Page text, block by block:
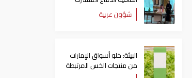
بين السعودية وتركيا
وباكستان
شؤون عربية
البيئة: خلو أسواق الإمارات
من منتجات الخس المرتبطة